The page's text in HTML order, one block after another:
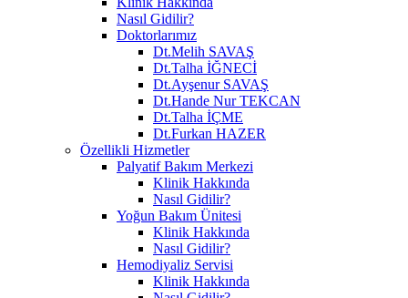
Nasıl Gidilir?
Doktorlarımız
Dt.Melih SAVAŞ
Dt.Talha İĞNECİ
Dt.Ayşenur SAVAŞ
Dt.Hande Nur TEKCAN
Dt.Talha İÇME
Dt.Furkan HAZER
Özellikli Hizmetler
Palyatif Bakım Merkezi
Klinik Hakkında
Nasıl Gidilir?
Yoğun Bakım Ünitesi
Klinik Hakkında
Nasıl Gidilir?
Hemodiyaliz Servisi
Klinik Hakkında